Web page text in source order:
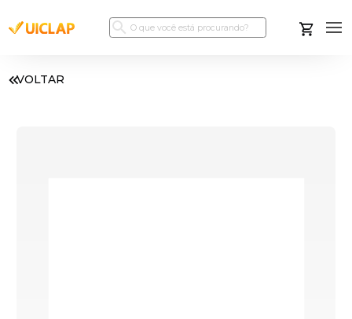
VOLTAR